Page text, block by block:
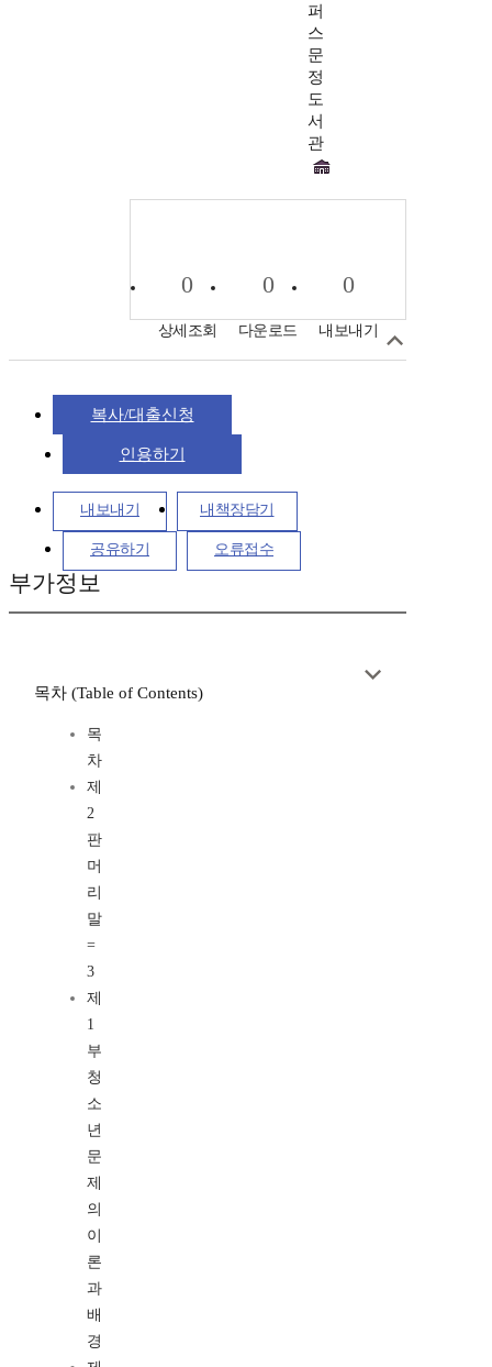
퍼
스
문
정
도
서
관
0
상세조회
0
다운로드
0
내보내기
복사/대출신청
인용하기
내보내기 내책장담기
공유하기 오류접수
부가정보
목차 (Table of Contents)
목
차
제
2
판
머
리
말
=
3
제
1
부
청
소
년
문
제
의
이
론
과
배
경